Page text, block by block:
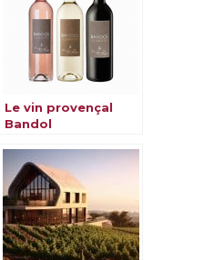
Le vin provençal
Bandol